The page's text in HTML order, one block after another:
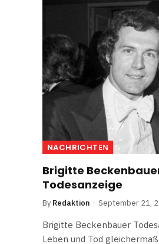
NACHRICHTEN
Brigitte
Todesanzeige
By Redaktion September 21,
Brigitte Beckenbauer
Leben und Tod